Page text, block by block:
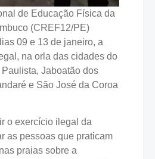
de Educação Física da
(CREF12/PE)
09 e 13 de janeiro, a
na orla das cidades do
Jaboatão dos
e São José da Coroa
o exercício ilegal da
as pessoas que praticam
praias sobre a